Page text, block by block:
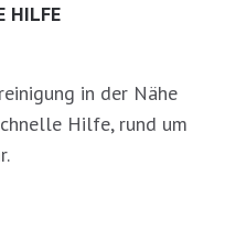
HILFE
in der Nähe
Hilfe, rund um